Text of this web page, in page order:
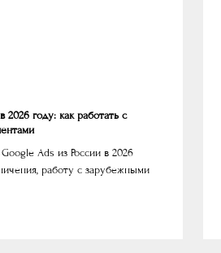
2026 году: как работать с
Ads из России в 2026
работу с зарубежными